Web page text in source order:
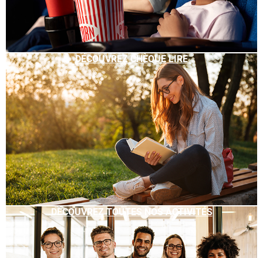
DÉCOUVREZ CHÈQUE LIRE
DÉCOUVREZ TOUTES NOS ACTIVITÉS